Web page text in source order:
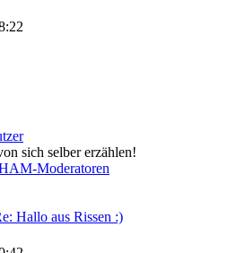
sich selber erzählen!
Moderatoren
Hallo aus Rissen :)